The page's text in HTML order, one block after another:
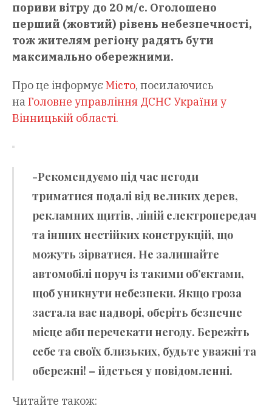
пориви вітру до 20 м/с. Оголошено
перший (жовтий) рівень небезпечності,
тож жителям регіону радять бути
максимально обережними.
Про це інформує Місто, посилаючись
наГоловне управління ДСНС України у
Вінницькій області.
-Рекомендуємо під час негоди
триматися подалі від великих дерев,
рекламних щитів, ліній електропередач
та інших нестійких конструкцій, що
можуть зірватися. Не залишайте
автомобілі поруч із такими об’єктами,
щоб уникнути небезпеки. Якщо гроза
застала вас надворі, оберіть безпечне
місце аби перечекати негоду. Бережіть
себе та своїх близьких, будьте уважні та
обережні! – йдеться у повідомленні.
Читайте також: